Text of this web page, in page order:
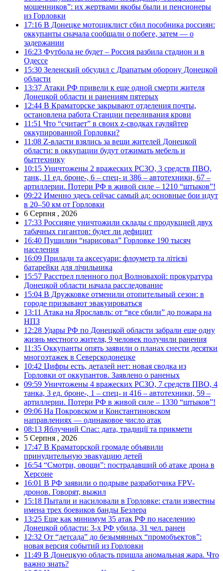
мошенников”: их жертвами якобы были и пенсионеры
из Горловки
17:16 В Донецке мотоциклист сбил пособника россиян:
оккупанты сначала сообщали о побеге, затем — о
задержании
16:23 Футбола не будет – Россия разбила стадион и в
Одессе
15:30 Зеленский обсудил с Драпатым оборону Донецкой
области
13:37 Атаки РФ привели к еще одной смерти жителя
Донецкой области и ранениям пятерых
12:44 В Краматорске закрывают отделения почты,
остановлена работа Станции переливания крови
11:51 Что “считает” в своих z-сводках гауляйтер
оккупированной Горловки?
11:08 Z-власти взялись за вещи жителей Донецкой
области: в оккупации будут отжимать мебель и
быттехнику
10:15 Уничтожены 2 вражеских РСЗО, 3 средств ПВО,
танк, 11 ед. броне-, 6 – спец- и 386 – автотехники, 67 –
артиллерии. Потери РФ в живой силе – 1210 “штыков”!
09:22 Именно здесь сейчас самый ад: основные бои идут
в 20–50 км от Горловки
6 Серпня , 2026
17:33 Россияне уничтожили склады с продукцией двух
табачных гигантов: будет ли дефицит
16:40 Пушилин “нарисовал” Горловке 190 тысяч
населения
16:09 Прилади та аксесуари: флоуметр та літієві
батарейки для лічильника
15:57 Расстрел пленного под Волновахой: прокуратура
Донецкой области начала расследование
15:04 В Дружковке отменили отопительный сезон: в
городе призывают эвакуироваться
13:11 Атака на Ярославль: от “все сбили” до пожара на
НПЗ
12:28 Удары РФ по Донецкой области забрали еще одну
жизнь местного жителя, 9 человек получили ранения
11:35 Оккупанты опять заявили о планах снести десятки
многоэтажек в Северскодонецке
10:42 Цифры есть, деталей нет: новая сводка из
Горловки от оккупантов. Заявлено о раненых
09:59 Уничтожены 4 вражеских РСЗО, 7 средств ПВО, 4
танка, 3 ед. броне-, 1 – спец- и 416 – автотехники, 59 –
артиллерии. Потери РФ в живой силе – 1330 “штыков”!
09:06 На Покровском и Константиновском
направлениях — одинаковое число атак
08:13 Яблучний Спас: дата, традиції та прикмети
5 Серпня , 2026
17:47 В Краматорской громаде объявили
принудительную эвакуацию детей
16:54 “Смотри, овощи”: пострадавший об атаке дрона в
Херсоне
16:01 В РФ заявили о подрыве разработчика FPV-
дронов. Говорят, выжил
15:18 Пытали и насиловали в Горловке: стали известны
имена трех боевиков банды Безлера
13:25 Еще как минимум 35 атак РФ по населению
Донецкой области: 3-х РФ убила, 31 чел. ранен
12:32 От “детсада” до безымянных “промобъектов”:
новая версия событий из Горловки
11:49 В Донецкую область пришла аномальная жара. Что
важно знать?